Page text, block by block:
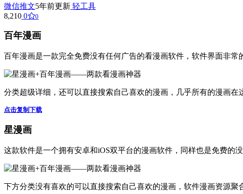
微信推文5年前更新 轻工具
8,210 0 0
百年漫画
百年漫画是一款完全免费没有任何广告的看漫画软件，软件界面非
分类超级详细，还可以直接搜索自己喜欢的漫画，几乎所有的漫画
点击复制下载
星漫画
这款软件是一个拥有安卓和iOS双平台的漫画软件，同样也是免费的
下方分类没有喜欢的可以直接搜索自己喜欢的漫画，软件漫画资源